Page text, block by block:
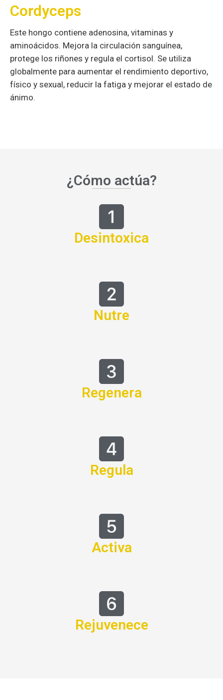
aminoácidos. Mejora la circulación sanguínea,
protege los riñones y regula el cortisol. Se utiliza
globalmente para aumentar el rendimiento deportivo,
físico y sexual, reducir la fatiga y mejorar el estado de
ánimo.